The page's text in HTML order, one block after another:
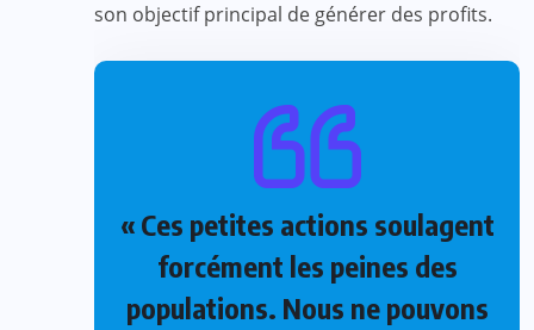
son objectif principal de générer des profits.
« Ces petites actions soulagent
forcément les peines des
populations. Nous ne pouvons